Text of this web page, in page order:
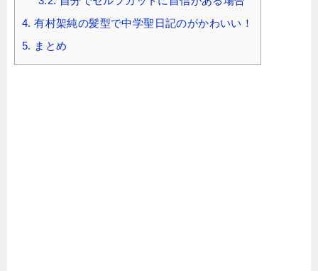
4. 有村架純の髪型で中学聖日記のがかわいい！
5. まとめ